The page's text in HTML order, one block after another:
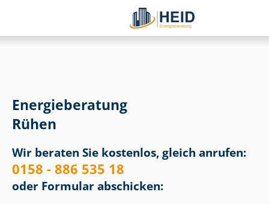
Energieberatung
Rühen
Wir beraten Sie kostenlos, gleich anrufen:
0158 - 886 535 18
oder Formular abschicken: